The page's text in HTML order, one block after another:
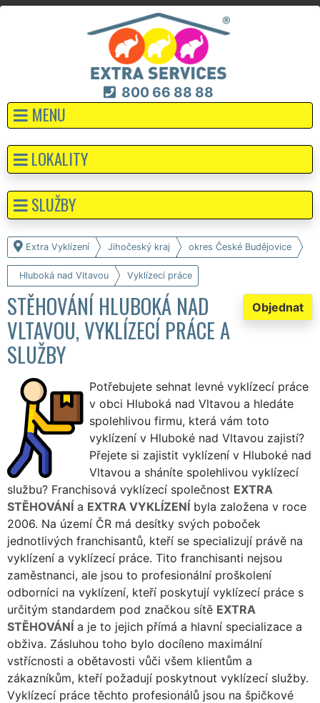
800 66 88 88
MENU
Extra Vyklízení Jihočeský kraj okres České Budějovice
Hluboká nad Vltavou Vyklízecí práce
Objednat
STĚHOVÁNÍ HLUBOKÁ NAD
VLTAVOU, VYKLÍZECÍ PRÁCE A
SLUŽBY
Potřebujete sehnat levné vyklízecí práce
v obci Hluboká nad Vltavou a hledáte
spolehlivou firmu, která vám toto
vyklízení v Hluboké nad Vltavou zajistí?
Přejete si zajistit vyklízení v Hluboké nad
Vltavou a sháníte spolehlivou vyklízecí
službu? Franchisová vyklízecí společnost EXTRA
STĚHOVÁNÍ a EXTRA VYKLÍZENÍ byla založena v roce
2006. Na území ČR má desítky svých poboček
jednotlivých franchisantů, kteří se specializují právě na
vyklízení a vyklízecí práce. Tito franchisanti nejsou
zaměstnanci, ale jsou to profesionální proškolení
odborníci na vyklízení, kteří poskytují vyklízecí práce s
určitým standardem pod značkou sítě EXTRA
STĚHOVÁNÍ a je to jejich přímá a hlavní specializace a
obživa. Zásluhou toho bylo docíleno maximální
vstřícnosti a obětavosti vůči všem klientům a
zákazníkům, kteří požadují poskytnout vyklízecí služby.
Vyklízecí práce těchto profesionálů jsou na špičkové
LOKALITY
SLUŽBY